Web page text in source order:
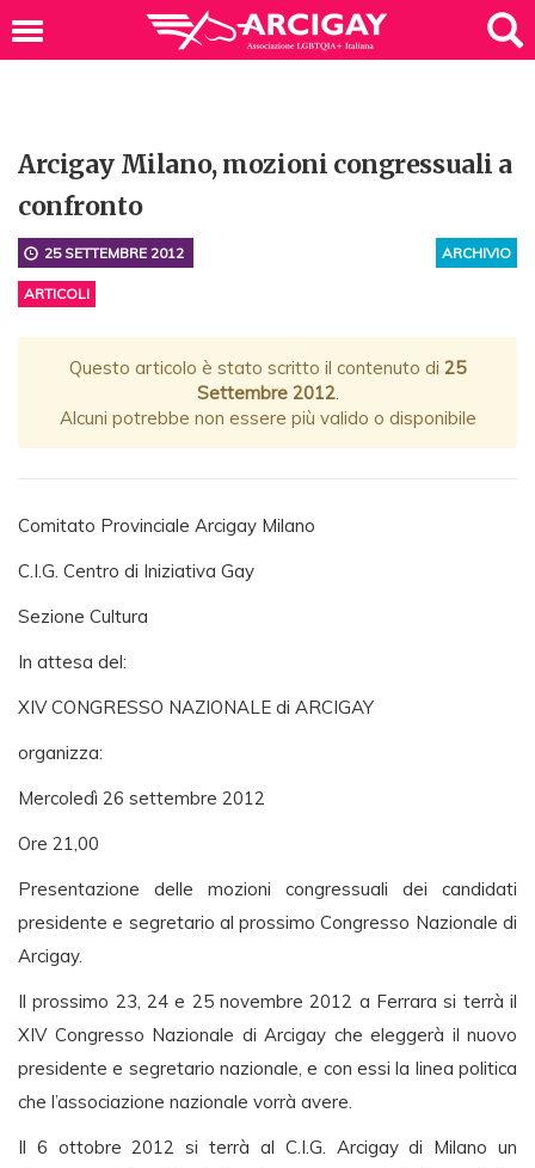
Arcigay Milano, mozioni congressuali a
confronto
ARCHIVIO
25 SETTEMBRE 2012
ARTICOLI
Questo articolo è stato scritto il contenuto di 25
Settembre 2012.
Alcuni potrebbe non essere più valido o disponibile
Comitato Provinciale Arcigay Milano
C.I.G. Centro di Iniziativa Gay
Sezione Cultura
In attesa del:
XIV CONGRESSO NAZIONALE di ARCIGAY
organizza:
Mercoledì 26 settembre 2012
Ore 21,00
Presentazione delle mozioni congressuali dei candidati
presidente e segretario al prossimo Congresso Nazionale di
Arcigay.
Il prossimo 23, 24 e 25 novembre 2012 a Ferrara si terrà il
XIV Congresso Nazionale di Arcigay che eleggerà il nuovo
presidente e segretario nazionale, e con essi la linea politica
che l’associazione nazionale vorrà avere.
Il 6 ottobre 2012 si terrà al C.I.G. Arcigay di Milano un